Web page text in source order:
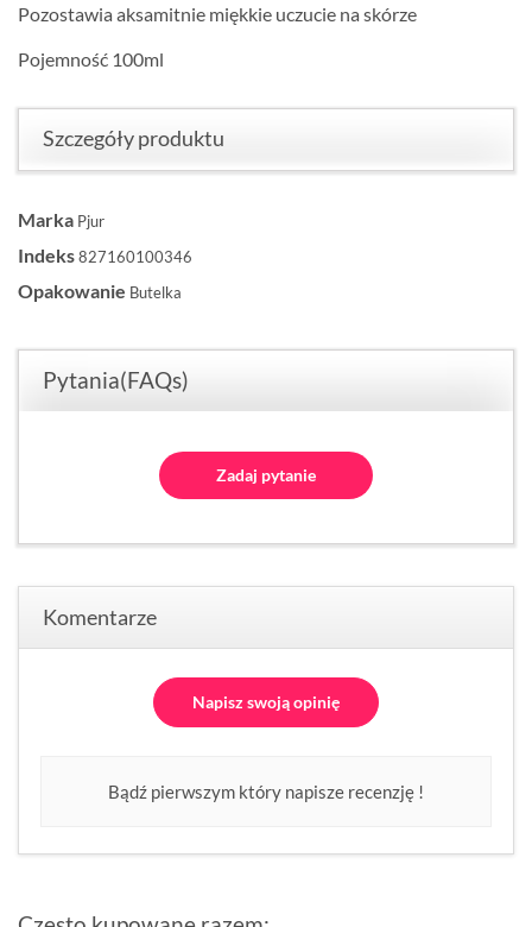
Pozostawia aksamitnie miękkie uczucie na skórze
Pojemność 100ml
Szczegóły produktu
Marka Pjur
Indeks827160100346
Opakowanie Butelka
Pytania(FAQs)
Zadaj pytanie
Komentarze
Napisz swoją opinię
Bądź pierwszym który napisze recenzję !